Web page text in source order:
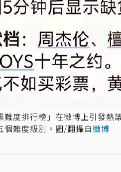
難度排行榜」在微博上引發
個難度級別。圖/翻攝自微博